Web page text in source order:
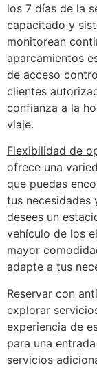
los 7 días de la
capacitado y
monitorean
aparcamientos
de acceso
clientes
confianza a la
viaje.
Flexibilidad de
ofrece una
que puedas
tus necesidades
desees un
vehículo de los
mayor
adapte a tus
Reservar con
explorar
experiencia de
para una
servicios